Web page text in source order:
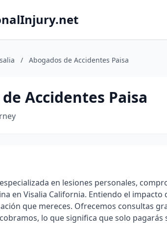
/ Abogados de Accidentes Paisa
Accidentes Paisa
en lesiones personales,
en Visalia California. Entiendo el
que mereces. Ofrecemos consultas
lo que significa que solo pagarás